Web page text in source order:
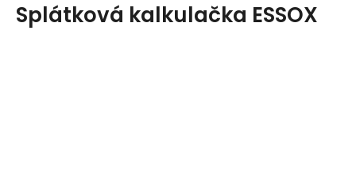
Splátková kalkulačka ESSOX